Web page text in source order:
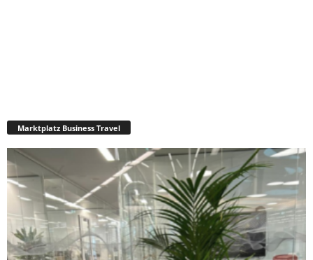
Marktplatz Business Travel